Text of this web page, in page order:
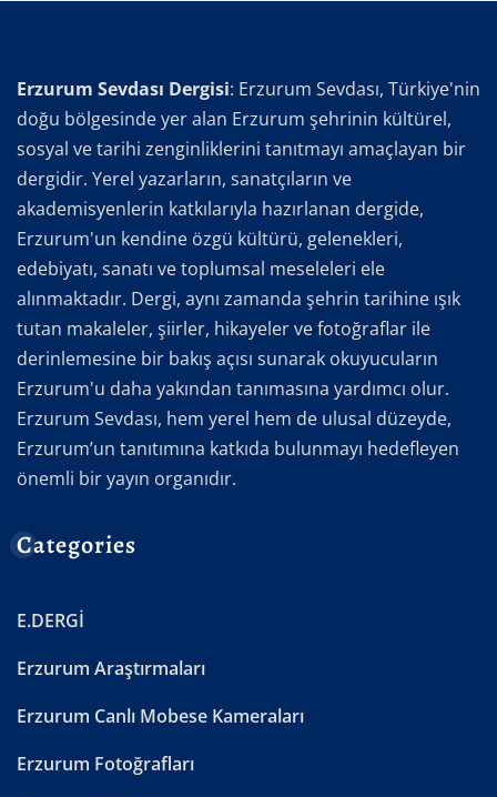
Erzurum Sevdası Dergisi: Erzurum Sevdası, Türkiye'nin
doğu bölgesinde yer alan Erzurum şehrinin kültürel,
sosyal ve tarihi zenginliklerini tanıtmayı amaçlayan bir
dergidir. Yerel yazarların, sanatçıların ve
akademisyenlerin katkılarıyla hazırlanan dergide,
Erzurum'un kendine özgü kültürü, gelenekleri,
edebiyatı, sanatı ve toplumsal meseleleri ele
alınmaktadır. Dergi, aynı zamanda şehrin tarihine ışık
tutan makaleler, şiirler, hikayeler ve fotoğraflar ile
derinlemesine bir bakış açısı sunarak okuyucuların
Erzurum'u daha yakından tanımasına yardımcı olur.
Erzurum Sevdası, hem yerel hem de ulusal düzeyde,
Erzurum’un tanıtımına katkıda bulunmayı hedefleyen
önemli bir yayın organıdır.
Categories
E.DERGİ
Erzurum Araştırmaları
Erzurum Canlı Mobese Kameraları
Erzurum Fotoğrafları